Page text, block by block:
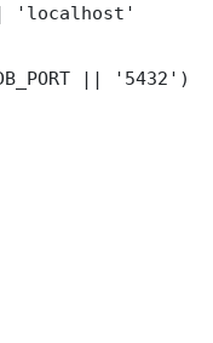
|| 'localhost'
|| '5432')